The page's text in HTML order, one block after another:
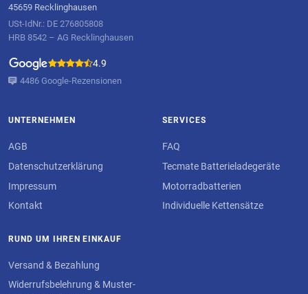
45659 Recklinghausen
USt-IdNr.: DE 276805808
HRB 8542 – AG Recklinghausen
4.9
4486 Google-Rezensionen
UNTERNEHMEN
AGB
Datenschutzerklärung
Impressum
Kontakt
SERVICES
FAQ
Tecmate Batterieladegeräte
Motorradbatterien
Individuelle Kettensätze
RUND UM IHREN EINKAUF
Versand & Bezahlung
Widerrufsbelehrung & Muster-